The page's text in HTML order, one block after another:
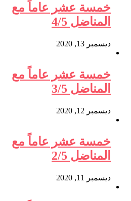
خمسة عشر عاماً مع
المناضل 4/5
ديسمبر 13, 2020
خمسة عشر عاماً مع
المناضل 3/5
ديسمبر 12, 2020
خمسة عشر عاماً مع
المناضل 2/5
ديسمبر 11, 2020